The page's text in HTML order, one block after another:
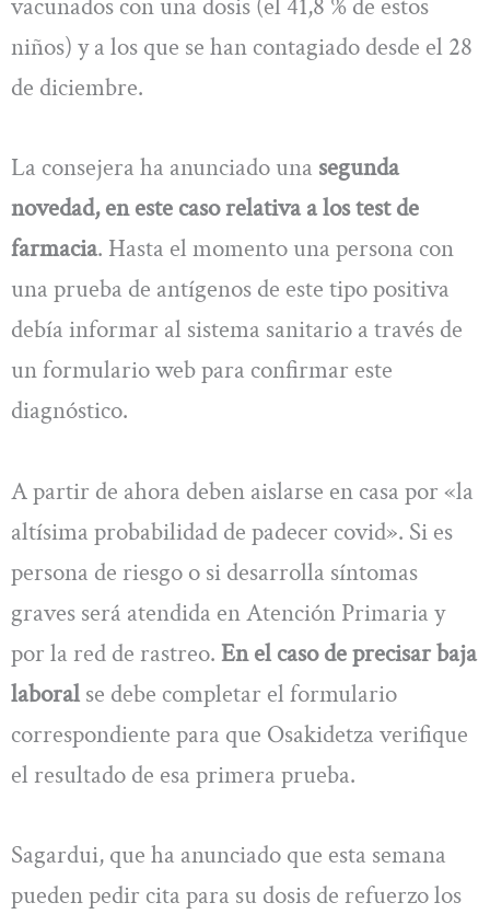
niños) y a los que se han contagiado desde el 28
de diciembre.
La consejera ha anunciado una segunda
novedad, en este caso relativa a los test de
farmacia. Hasta el momento una persona con
una prueba de antígenos de este tipo positiva
debía informar al sistema sanitario a través de
un formulario web para confirmar este
diagnóstico.
A partir de ahora deben aislarse en casa por «la
altísima probabilidad de padecer covid». Si es
persona de riesgo o si desarrolla síntomas
graves será atendida en Atención Primaria y
por la red de rastreo. En el caso de precisar baja
laboral se debe completar el formulario
correspondiente para que Osakidetza verifique
el resultado de esa primera prueba.
Sagardui, que ha anunciado que esta semana
pueden pedir cita para su dosis de refuerzo los